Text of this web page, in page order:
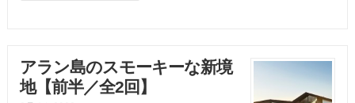
アラン島のスモーキーな新境
地【前半／全2回】